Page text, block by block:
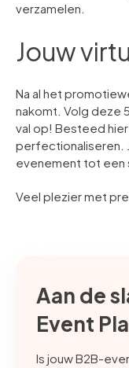
verzamelen.
Jouw
Na al het
nakomt. Volg deze
val op! Besteed
perfectionaliseren.
evenement tot een
Veel plezier met
Aan de
Event
Is jouw B2B-